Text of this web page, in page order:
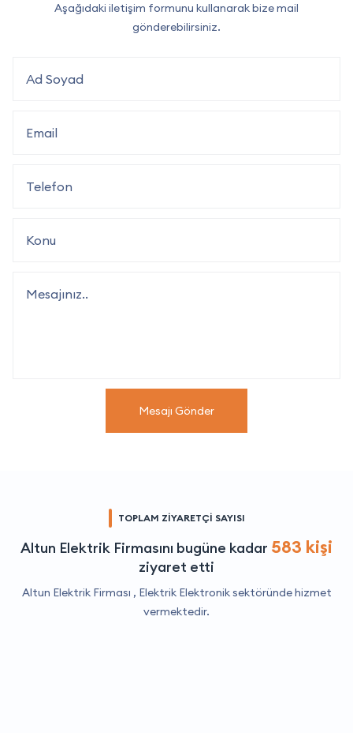
Aşağıdaki iletişim formunu kullanarak bize mail
gönderebilirsiniz.
Mesajı Gönder
TOPLAM ZİYARETÇİ SAYISI
Altun Elektrik Firmasını bugüne kadar 583 kişi
ziyaret etti
Altun Elektrik Firması , Elektrik Elektroniksektöründe hizmet
vermektedir.